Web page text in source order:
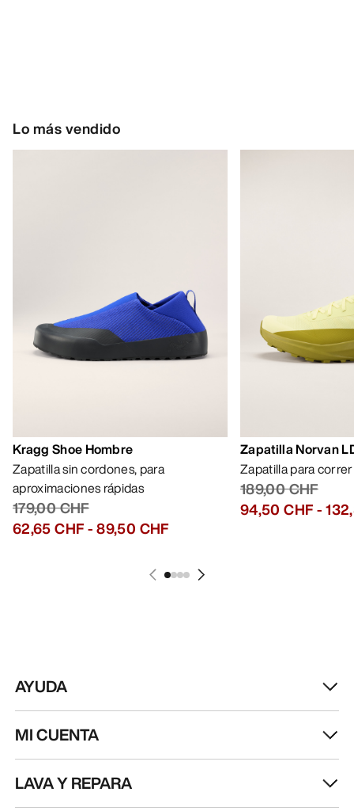
Lo más vendido
Kragg Shoe Hombre
Zapatilla sin cordones, para
aproximaciones rápidas
179,00 CHF
62,65 CHF-89,50 CHF
Zapatilla Norvan
Zapatilla para
189,00 CHF
94,50 CHF-
AYUDA
MI CUENTA
LAVA Y REPARA